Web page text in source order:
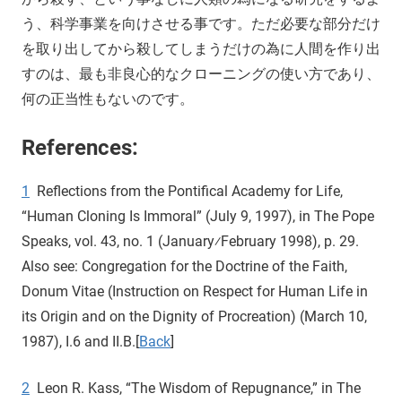
う、科学事業を向けさせる事です。ただ必要な部分だけ
を取り出してから殺してしまうだけの為に人間を作り出
すのは、最も非良心的なクローニングの使い方であり、
何の正当性もないのです。
References:
1
Reflections from the Pontifical Academy for Life,
“Human Cloning Is Immoral” (July 9, 1997), in The Pope
Speaks, vol. 43, no. 1 (January⁄February 1998), p. 29.
Also see: Congregation for the Doctrine of the Faith,
Donum Vitae (Instruction on Respect for Human Life in
its Origin and on the Dignity of Procreation) (March 10,
1987), I.6 and II.B.[Back]
2 Leon R. Kass, “The Wisdom of Repugnance,” in The